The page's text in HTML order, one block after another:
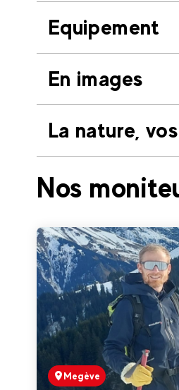
Equipement
En images
La nature,
Nos
Megève